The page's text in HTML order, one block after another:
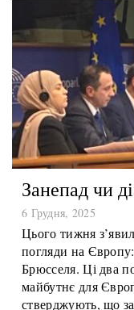
Занепад чи
6 Грудня, 2025
Цього тижня
погляди на
Брюсселя. Ці два